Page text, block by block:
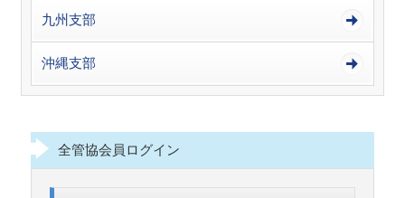
九州支部
沖縄支部
全管協会員ログイン